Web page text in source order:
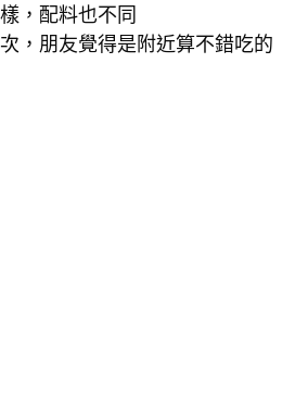
，配料也不同
，朋友覺得是附近算不錯吃的